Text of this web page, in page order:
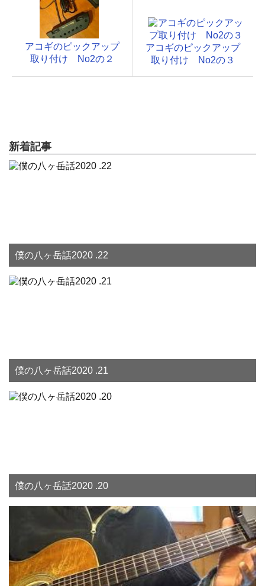
アコギのピックアップ
取り付け No2の２
アコギのピックアップ
取り付け No2の３
新着記事
僕の八ヶ岳話2020 .22
僕の八ヶ岳話2020 .21
僕の八ヶ岳話2020 .20